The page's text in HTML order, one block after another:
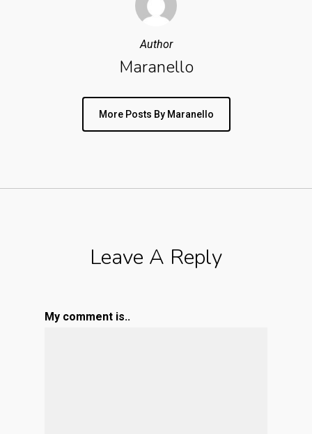
Author
Maranello
More Posts By Maranello
Leave A Reply
My comment is..